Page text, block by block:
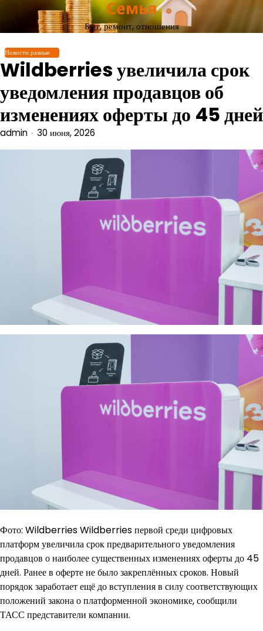
Перейти
содержимому
Семья
Быт, ремонт, отношения
Новости разные
Wildberries увеличила срок
уведомления продавцов об
изменениях оферты до 45 дней
admin 30 июня, 2026
Фото: Wildberries Wildberries первой среди цифровых
платформ увеличила срок предварительного уведомления
продавцов о наиболее существенных изменениях оферты до 45
дней. Ранее в оферте не было закреплённых сроков. Новый
порядок заработает ещё до вступления в силу соответствующих
положений закона о платформенной экономике, сообщили
ТАСС представители компании.